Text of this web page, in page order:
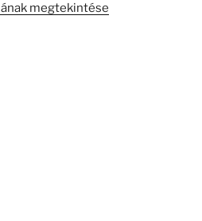
megtekintése